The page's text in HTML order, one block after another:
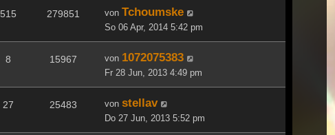
515 279851 von Tchoumske
So 06 Apr, 2014 5:42 pm
8 15967 von 1072075383
Fr 28 Jun, 2013 4:49 pm
27 25483 von stellav
Do 27 Jun, 2013 5:52 pm